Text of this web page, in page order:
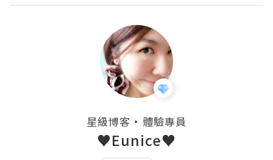
星級博客 ・ 體驗專員
♥Eunice♥